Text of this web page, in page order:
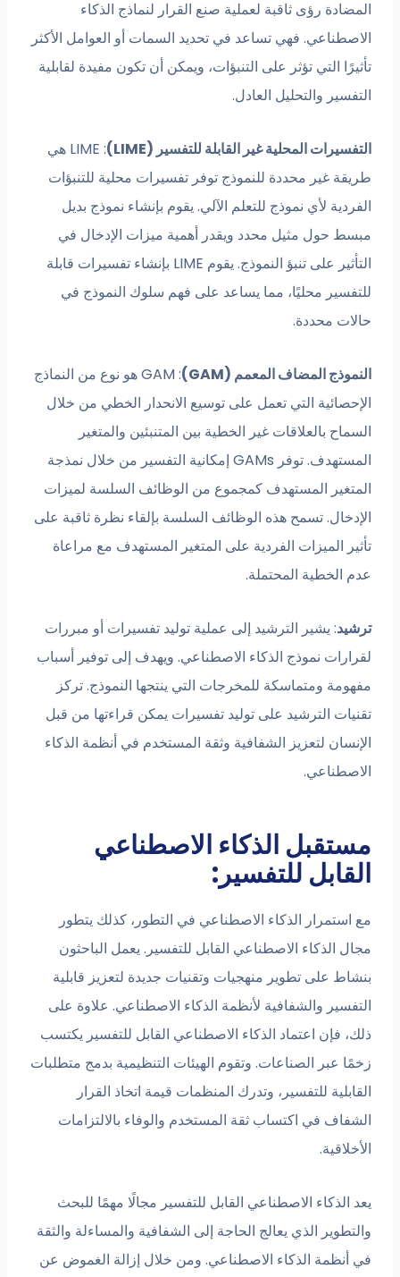
المضادة رؤى ثاقبة لعملية صنع القرار لنماذج الذكاء
الاصطناعي. فهي تساعد في تحديد السمات أو العوامل الأكثر
تأثيرًا التي تؤثر على التنبؤات، ويمكن أن تكون مفيدة لقابلية
التفسير والتحليل العادل.
التفسيرات المحلية غير القابلة للتفسير (LIME)
: LIME هي
طريقة غير محددة للنموذج توفر تفسيرات محلية للتنبؤات
الفردية لأي نموذج للتعلم الآلي. يقوم بإنشاء نموذج بديل
مبسط حول مثيل محدد ويقدر أهمية ميزات الإدخال في
التأثير على تنبؤ النموذج. يقوم LIME بإنشاء تفسيرات قابلة
للتفسير محليًا، مما يساعد على فهم سلوك النموذج في
حالات محددة.
النموذج المضاف المعمم (GAM)
: GAM هو نوع من النماذج
الإحصائية التي تعمل على توسيع الانحدار الخطي من خلال
السماح بالعلاقات غير الخطية بين المتنبئين والمتغير
المستهدف. توفر GAMs إمكانية التفسير من خلال نمذجة
المتغير المستهدف كمجموع من الوظائف السلسة لميزات
الإدخال. تسمح هذه الوظائف السلسة بإلقاء نظرة ثاقبة على
تأثير الميزات الفردية على المتغير المستهدف مع مراعاة
عدم الخطية المحتملة.
ترشيد: يشير الترشيد إلى عملية توليد تفسيرات أو مبررات
لقرارات نموذج الذكاء الاصطناعي. ويهدف إلى توفير أسباب
مفهومة ومتماسكة للمخرجات التي ينتجها النموذج. تركز
تقنيات الترشيد على توليد تفسيرات يمكن قراءتها من قبل
الإنسان لتعزيز الشفافية وثقة المستخدم في أنظمة الذكاء
الاصطناعي.
مستقبل الذكاء الاصطناعي
القابل للتفسير:
مع استمرار الذكاء الاصطناعي في التطور، كذلك يتطور
مجال الذكاء الاصطناعي القابل للتفسير. يعمل الباحثون
بنشاط على تطوير منهجيات وتقنيات جديدة لتعزيز قابلية
التفسير والشفافية لأنظمة الذكاء الاصطناعي. علاوة على
ذلك، فإن اعتماد الذكاء الاصطناعي القابل للتفسير يكتسب
زخمًا عبر الصناعات. وتقوم الهيئات التنظيمية بدمج متطلبات
القابلية للتفسير، وتدرك المنظمات قيمة اتخاذ القرار
الشفاف في اكتساب ثقة المستخدم والوفاء بالالتزامات
الأخلاقية.
يعد الذكاء الاصطناعي القابل للتفسير مجالًا مهمًا للبحث
والتطوير الذي يعالج الحاجة إلى الشفافية والمساءلة والثقة
في أنظمة الذكاء الاصطناعي. ومن خلال إزالة الغموض عن